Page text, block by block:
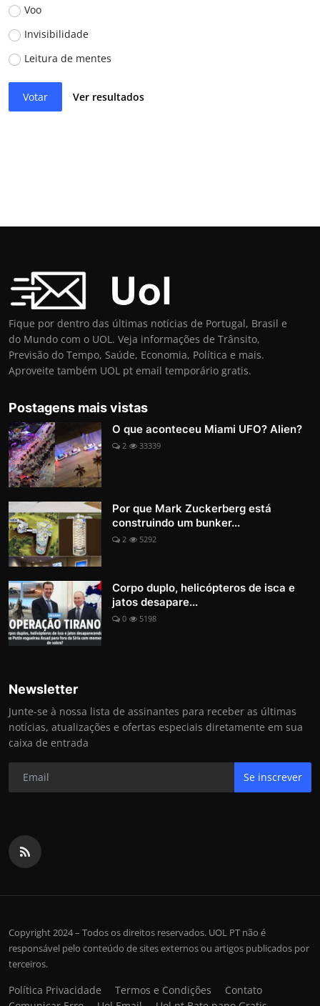
Voo
Invisibilidade
Leitura de mentes
Votar Ver resultados
Fique por dentro das últimas notícias de Portugal, Brasil e
do Mundo com o UOL. Veja informações de Trânsito,
Previsão do Tempo, Saúde, Economia, Política e mais.
Aproveite também UOL pt email temporário gratis.
Postagens mais vistas
O que aconteceu Miami UFO? Alien?
2 33339
Por que Mark Zuckerberg está
construindo um bunker...
2 5292
Corpo duplo, helicópteros de isca e
jatos desapare...
0 5198
Newsletter
Junte-se à nossa lista de assinantes para receber as últimas
notícias, atualizações e ofertas especiais diretamente em sua
caixa de entrada
Se inscrever
Copyright 2024 – Todos os direitos reservados. UOL PT não é
responsável pelo conteúdo de sites externos ou artigos publicados por
terceiros.
Política Privacidade Termos e Condições
Contato